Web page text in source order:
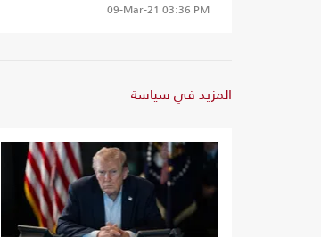
09-Mar-21 03:36 PM
المزيد في سياسة